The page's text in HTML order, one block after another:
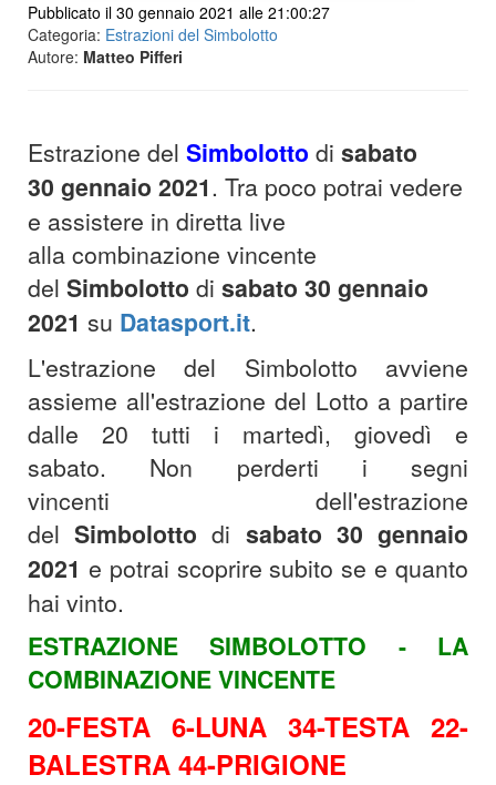
Pubblicato il 30 gennaio 2021 alle 21:00:27
Categoria: Estrazioni del Simbolotto
Autore: Matteo Pifferi
Estrazione del Simbolotto di sabato
30 gennaio 2021. Tra poco potrai vedere
e assistere in diretta live
alla combinazione vincente
del Simbolotto di sabato 30 gennaio
2021 su Datasport.it.
L'estrazione del Simbolotto avviene
assieme all'estrazione del Lotto a partire
dalle 20 tutti i martedì, giovedì e
sabato. Non perderti i segni
vincenti dell'estrazione
delSimbolotto di sabato 30 gennaio
2021 e potrai scoprire subito se e quanto
hai vinto.
ESTRAZIONE SIMBOLOTTO - LA
COMBINAZIONE VINCENTE
20-FESTA 6-LUNA 34-TESTA 22-
BALESTRA 44-PRIGIONE